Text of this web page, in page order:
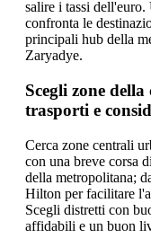
salire i tassi
confronta le
principali hub della
Zaryadye.
Scegli zone
trasporti e
Cerca zone centrali
con una breve corsa
della metropolitana;
Hilton per facilitare
Scegli distretti con
affidabili e un buon